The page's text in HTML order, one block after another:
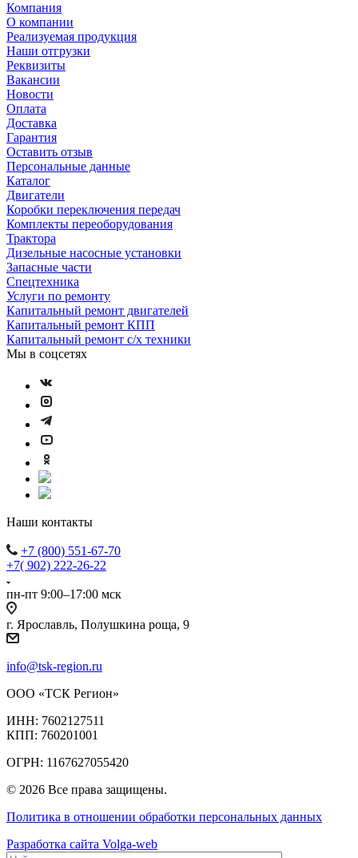
Компания
О компании
Реализуемая продукция
Наши отгрузки
Реквизиты
Вакансии
Новости
Оплата
Доставка
Гарантия
Оставить отзыв
Персональные данные
Каталог
Двигатели
Коробки переключения передач
Комплекты переоборудования
Трактора
Дизельные насосные установки
Запасные части
Спецтехника
Услуги по ремонту
Капитальный ремонт двигателей
Капитальный ремонт КПП
Капитальный ремонт с/х техники
Мы в соцсетях
Наши контакты
+7 (800) 551-67-70
+7( 902) 222-26-22
пн-пт 9:00–17:00 мск
г. Ярославль, Полушкина роща, 9
info@tsk-region.ru
ООО «ТСК Регион»
ИНН: 7602127511
КПП: 760201001
ОГРН: 1167627055420
© 2026 Все права защищены.
Политика в отношении обработки персональных данных
Разработка сайта Volga-web